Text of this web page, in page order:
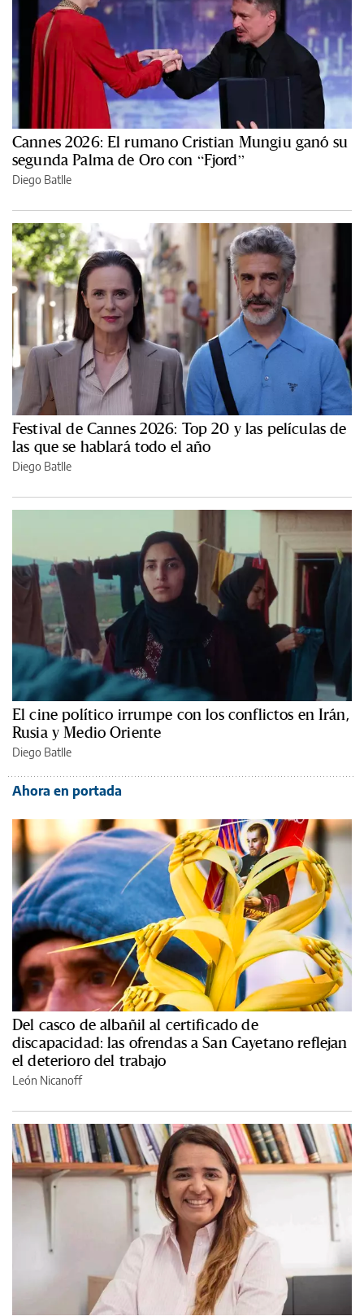
Cannes 2026: El rumano Cristian Mungiu ganó su
segunda Palma de Oro con “Fjord”
Diego Batlle
Festival de Cannes 2026: Top 20 y las películas de
las que se hablará todo el año
Diego Batlle
El cine político irrumpe con los conflictos en Irán,
Rusia y Medio Oriente
Diego Batlle
Ahora en portada
Del casco de albañil al certificado de
discapacidad: las ofrendas a San Cayetano reflejan
el deterioro del trabajo
León Nicanoff